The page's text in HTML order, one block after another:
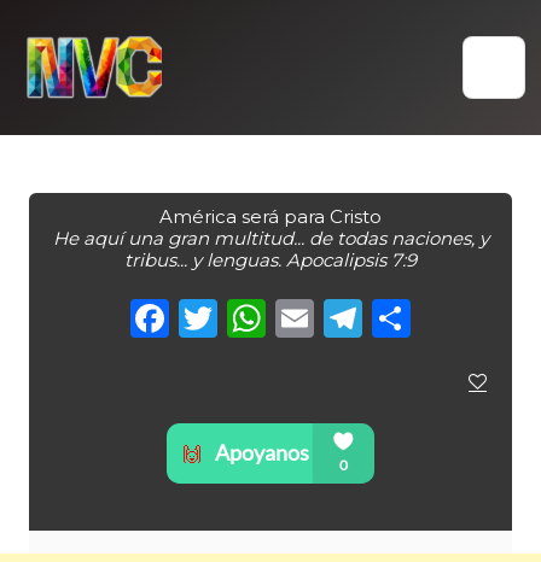
content
América será para Cristo
He aquí una gran multitud... de todas naciones, y
tribus... y lenguas. Apocalipsis 7:9
Facebook
Twitter
WhatsApp
Email